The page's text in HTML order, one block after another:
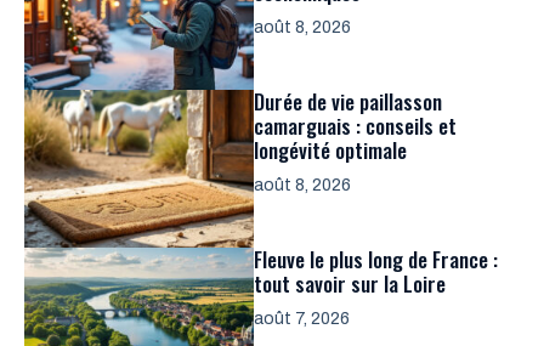
août 8, 2026
Durée de vie paillasson
camarguais : conseils et
longévité optimale
août 8, 2026
Fleuve le plus long de France :
tout savoir sur la Loire
août 7, 2026